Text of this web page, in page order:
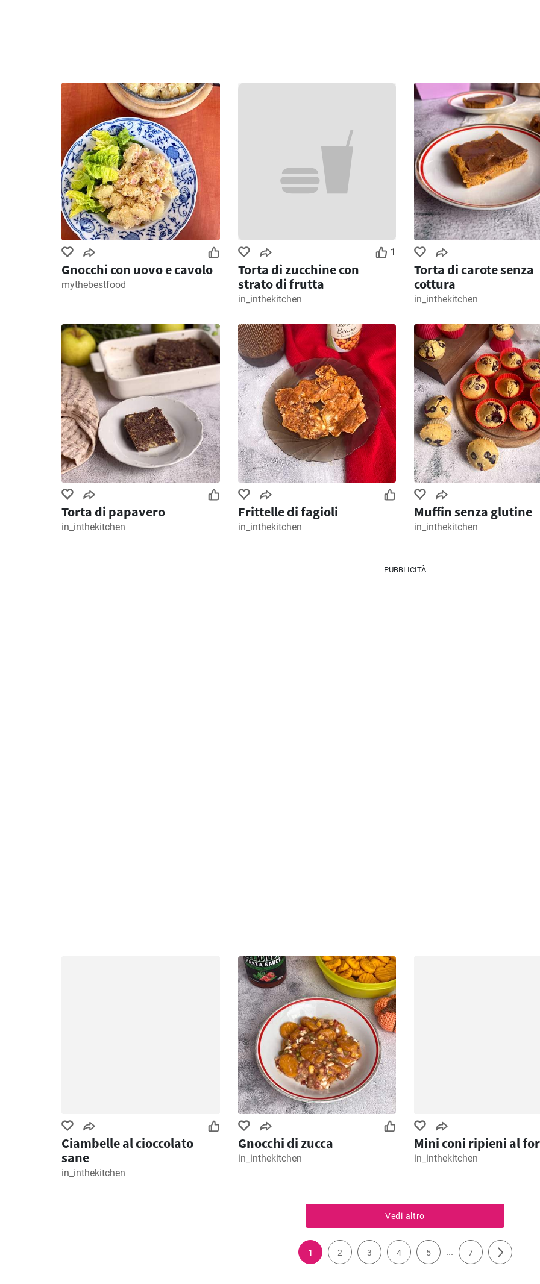
Gnocchi con uovo e cavolo
mythebestfood
1
Torta di zucchine con
strato di frutta
in_inthekitchen
Torta di carote senza
cottura
in_inthekitchen
Torta di papavero
in_inthekitchen
Frittelle di fagioli
in_inthekitchen
Muffin senza glutine
in_inthekitchen
PUBBLICITÀ
Ciambelle al cioccolato
sane
in_inthekitchen
Gnocchi di zucca
in_inthekitchen
Mini coni ripieni al
in_inthekitchen
Vedi altro
1 2 3 4 5 ... 7